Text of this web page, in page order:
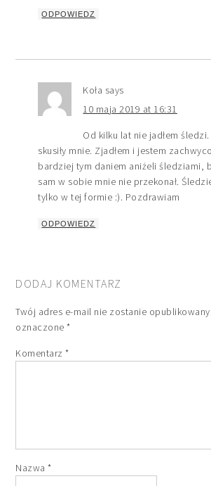
ODPOWIEDZ
Koła says
10 maja 2019 at 16:31
Od kilku lat nie jadłem
skusiły mnie. Zjadłem i jestem
bardziej tym daniem aniżeli śledziami,
sam w sobie mnie nie przekonał.
tylko w tej formie :). Pozdrawiam
ODPOWIEDZ
DODAJ KOMENTARZ
Twój adres e-mail nie zostanie opublikowany.
oznaczone*
Komentarz*
Nazwa*